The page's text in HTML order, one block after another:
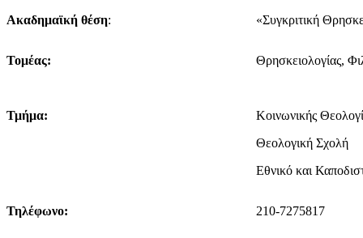
Ακαδημαϊκή θέση:
«Συγκριτική
Τομέας:
Τμήμα:
Θρησκειολογίας,
Κοινωνικής
Θεολογική Σχολή
Εθνικό και
Τηλέφωνο: 210-7275817